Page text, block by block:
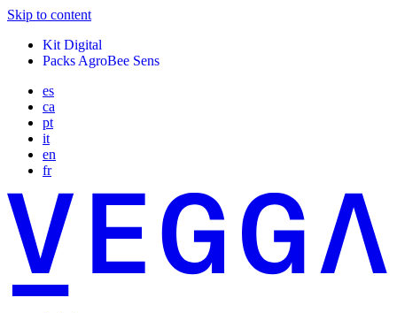
Skip to content
Kit Digital
Packs AgroBee Sens
es
ca
pt
it
en
fr